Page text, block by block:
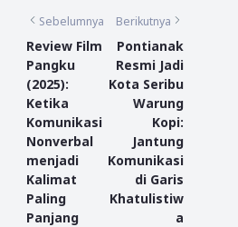
Sebelumnya
Review Film
Pangku
(2025):
Ketika
Komunikasi
Nonverbal
menjadi
Kalimat
Paling
Panjang
Berikutnya
Pontianak
Resmi Jadi
Kota Seribu
Warung
Kopi:
Jantung
Komunikasi
di Garis
Khatulistiw
a